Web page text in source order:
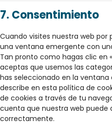
7. Consentimiento
Cuando visites nuestra web
una ventana emergente con
Tan pronto como hagas clic en
aceptas que usemos las
has seleccionado en la
describe en esta política de
de cookies a través de tu
cuenta que nuestra web puede
correctamente.